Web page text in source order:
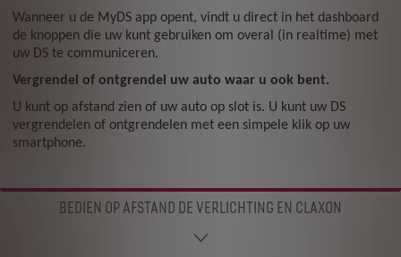
Wanneer u de MyDS app opent, vindt u direct in het dashboard
de knoppen die uw kunt gebruiken om overal (in realtime) met
uw DS te communiceren.
Vergrendel of ontgrendel uw auto waar u ook bent​.
U kunt op afstand zien of uw auto op slot is. U kunt uw DS
vergrendelen of ontgrendelen met een simpele klik op uw
smartphone.
BEDIEN OP AFSTAND DE VERLICHTING EN CLAXON